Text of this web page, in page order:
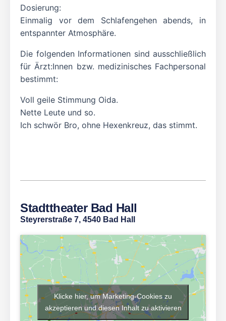
Dosierung:
Einmalig vor dem Schlafengehen abends, in
entspannter Atmosphäre.
Die folgenden Informationen sind ausschließlich
für Ärzt:Innen bzw. medizinisches Fachpersonal
bestimmt:
Voll geile Stimmung Oida.
Nette Leute und so.
Ich schwör Bro, ohne Hexenkreuz, das stimmt.
Stadttheater Bad Hall
Steyrerstraße 7, 4540 Bad Hall
Klicke hier, um Marketing-Cookies zu
akzeptieren und diesen Inhalt zu aktivieren